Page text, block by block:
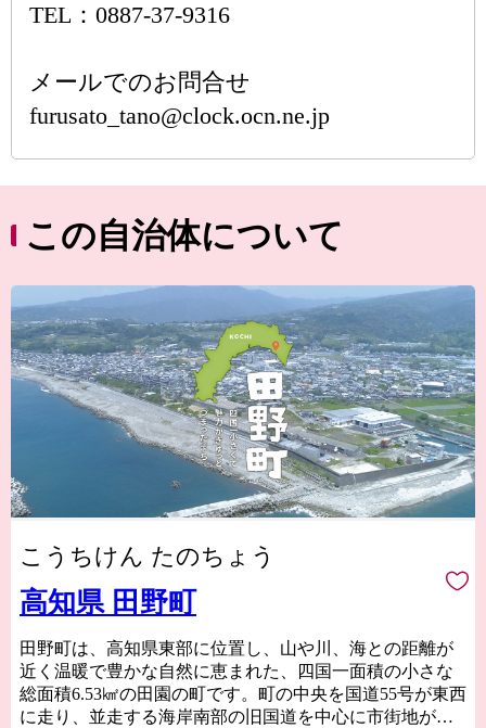
TEL：0887-37-9316
メールでのお問合せ
furusato_tano@clock.ocn.ne.jp
この自治体について
こうちけん たのちょう
高知県 田野町
田野町は、高知県東部に位置し、山や川、海との距離が
近く温暖で豊かな自然に恵まれた、四国一面積の小さな
総面積6.53㎢の田園の町です。町の中央を国道55号が東西
に走り、並走する海岸南部の旧国道を中心に市街地が形